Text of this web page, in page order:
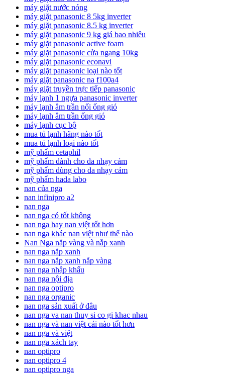
máy giặt nước nóng
máy giặt panasonic 8 5kg inverter
máy giặt panasonic 8.5 kg inverter
máy giặt panasonic 9 kg giá bao nhiêu
máy giặt panasonic active foam
máy giặt panasonic cửa ngang 10kg
máy giặt panasonic econavi
máy giặt panasonic loại nào tốt
máy giặt panasonic na f100a4
máy giặt truyền trực tiếp panasonic
máy lạnh 1 ngựa panasonic inverter
máy lạnh âm trần nối ống gió
máy lạnh âm trần ống gió
máy lạnh cục bộ
mua tủ lạnh hãng nào tốt
mua tủ lạnh loại nào tốt
mỹ phẩm cetaphil
mỹ phẩm dành cho da nhạy cảm
mỹ phẩm dùng cho da nhạy cảm
mỹ phẩm hada labo
nan của nga
nan infinipro a2
nan nga
nan nga có tốt không
nan nga hay nan việt tốt hơn
nan nga khác nan việt như thế nào
Nan Nga nắp vàng và nắp xanh
nan nga nắp xanh
nan nga nắp xanh nắp vàng
nan nga nhập khẩu
nan nga nội địa
nan nga optipro
nan nga organic
nan nga sản xuất ở đâu
nan nga va nan thuy si co gi khac nhau
nan nga và nan việt cái nào tốt hơn
nan nga và việt
nan nga xách tay
nan optipro
nan optipro 4
nan optipro nga